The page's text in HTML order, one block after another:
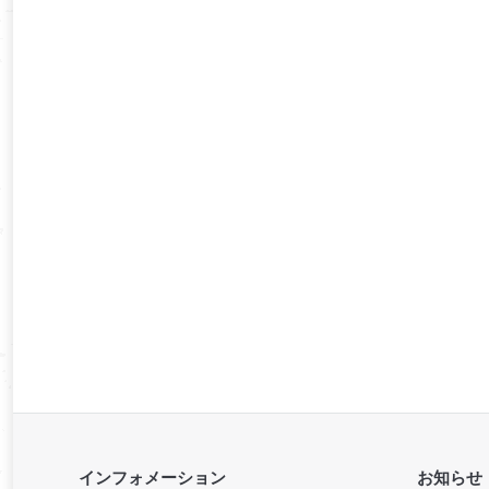
インフォメーション お知らせ